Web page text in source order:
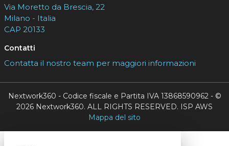
Via Moretto da Brescia, 22
Milano - Italia
CAP 20133
Contatti
Contatta il nostro team per maggiori informazioni
Nextwork360 - Codice fiscale e Partita IVA 13868590962 - ©
2026 Nextwork360. ALL RIGHTS RESERVED. ISP AWS
Mappa del sito